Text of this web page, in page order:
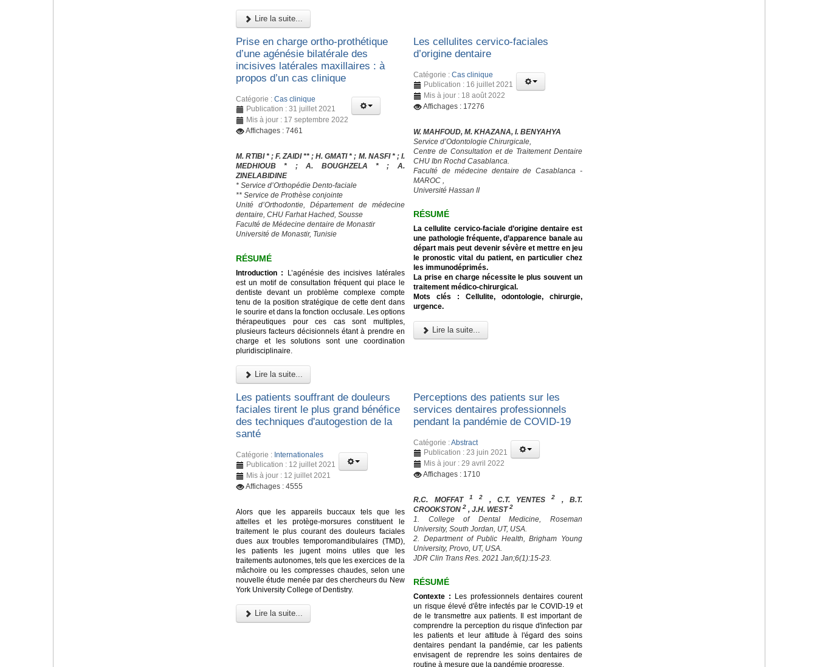
Lire la suite...
Prise en charge ortho-prothétique
d’une agénésie bilatérale des
incisives latérales maxillaires : à
propos d’un cas clinique
Catégorie : Cas clinique
Publication : 31 juillet 2021
Mis à jour : 17 septembre 2022
Affichages : 7461
M. RTIBI * ; F. ZAIDI ** ; H. GMATI * ; M. NASFI * ; I.
MEDHIOUB * ; A. BOUGHZELA * ; A.
ZINELABIDINE
* Service d’Orthopédie Dento-faciale
** Service de Prothèse conjointe
Unité d’Orthodontie, Département de médecine
dentaire, CHU Farhat Hached, Sousse
Faculté de Médecine dentaire de Monastir
Université de Monastir, Tunisie
RÉSUMÉ
Introduction : L’agénésie des incisives latérales
est un motif de consultation fréquent qui place le
dentiste devant un problème complexe compte
tenu de la position stratégique de cette dent dans
le sourire et dans la fonction occlusale. Les options
thérapeutiques pour ces cas sont multiples,
plusieurs facteurs décisionnels étant à prendre en
charge et les solutions sont une coordination
pluridisciplinaire.
Lire la suite...
Les cellulites cervico-faciales
d’origine dentaire
Catégorie :Cas clinique
Publication : 16 juillet 2021
Mis à jour : 18 août 2022
Affichages : 17276
W. MAHFOUD, M. KHAZANA, I. BENYAHYA
Service d’Odontologie Chirurgicale,
Centre de Consultation et de Traitement Dentaire
CHU Ibn Rochd Casablanca.
Faculté de médecine dentaire de Casablanca -
MAROC ,
Université Hassan II
RÉSUMÉ
La cellulite cervico-faciale d’origine dentaire est
une pathologie fréquente, d’apparence banale au
départ mais peut devenir sévère et mettre en jeu
le pronostic vital du patient, en particulier chez
les immunodéprimés.
La prise en charge nécessite le plus souvent un
traitement médico-chirurgical.
Mots clés : Cellulite, odontologie, chirurgie,
urgence.
Lire la suite...
Les patients souffrant de douleurs
faciales tirent le plus grand bénéfice
des techniques d'autogestion de la
santé
Catégorie : Internationales
Publication : 12 juillet 2021
Mis à jour : 12 juillet 2021
Affichages : 4555
Alors que les appareils buccaux tels que les
attelles et les protège-morsures constituent le
traitement le plus courant des douleurs faciales
dues aux troubles temporomandibulaires (TMD),
les patients les jugent moins utiles que les
traitements autonomes, tels que les exercices de la
mâchoire ou les compresses chaudes, selon une
nouvelle étude menée par des chercheurs du New
York University College of Dentistry.
Lire la suite...
Perceptions des patients sur les
services dentaires professionnels
pendant la pandémie de COVID-19
Catégorie :Abstract
Publication : 23 juin 2021
Mis à jour : 29 avril 2022
Affichages : 1710
R.C. MOFFAT 1 2 , C.T. YENTES2
, B.T.
CROOKSTON2 , J.H. WEST2
1. College of Dental Medicine, Roseman
University, South Jordan, UT, USA.
2. Department of Public Health, Brigham Young
University, Provo, UT, USA.
JDR Clin Trans Res. 2021 Jan;6(1):15-23.
RÉSUMÉ
Contexte : Les professionnels dentaires courent
un risque élevé d'être infectés par le COVID-19 et
de le transmettre aux patients. Il est important de
comprendre la perception du risque d'infection par
les patients et leur attitude à l'égard des soins
dentaires pendant la pandémie, car les patients
envisagent de reprendre les soins dentaires de
routine à mesure que la pandémie progresse.